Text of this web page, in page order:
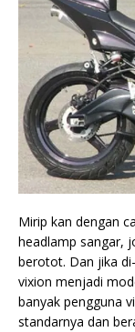
Mirip kan dengan
headlamp sangar,
berotot. Dan jika
vixion menjadi
banyak pengguna
standarnya dan